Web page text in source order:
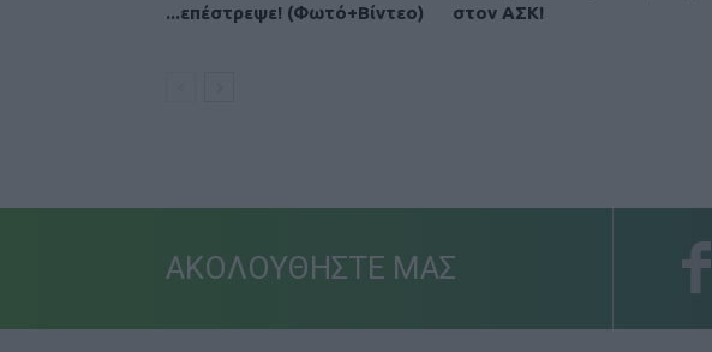
...επέστρεψε! (Φωτό+Βίντεο)
στον ΑΣΚ!
ΑΚΟΛΟΥΘΗΣΤΕ ΜΑΣ